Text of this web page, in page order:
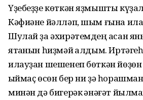
Үҙебеҙҙе көткән яҙмышты
Кәфиәне йәлләп, шым ғына
Шулай ҙа әхирәтемдең ҡасан
ятҡанын һиҙмәй ҡалдым.
илауҙан шешенеп бөткән
ҡыймаҫ өсөн бер ни ҙә
минән дә бигерәк ҡәнәғәт